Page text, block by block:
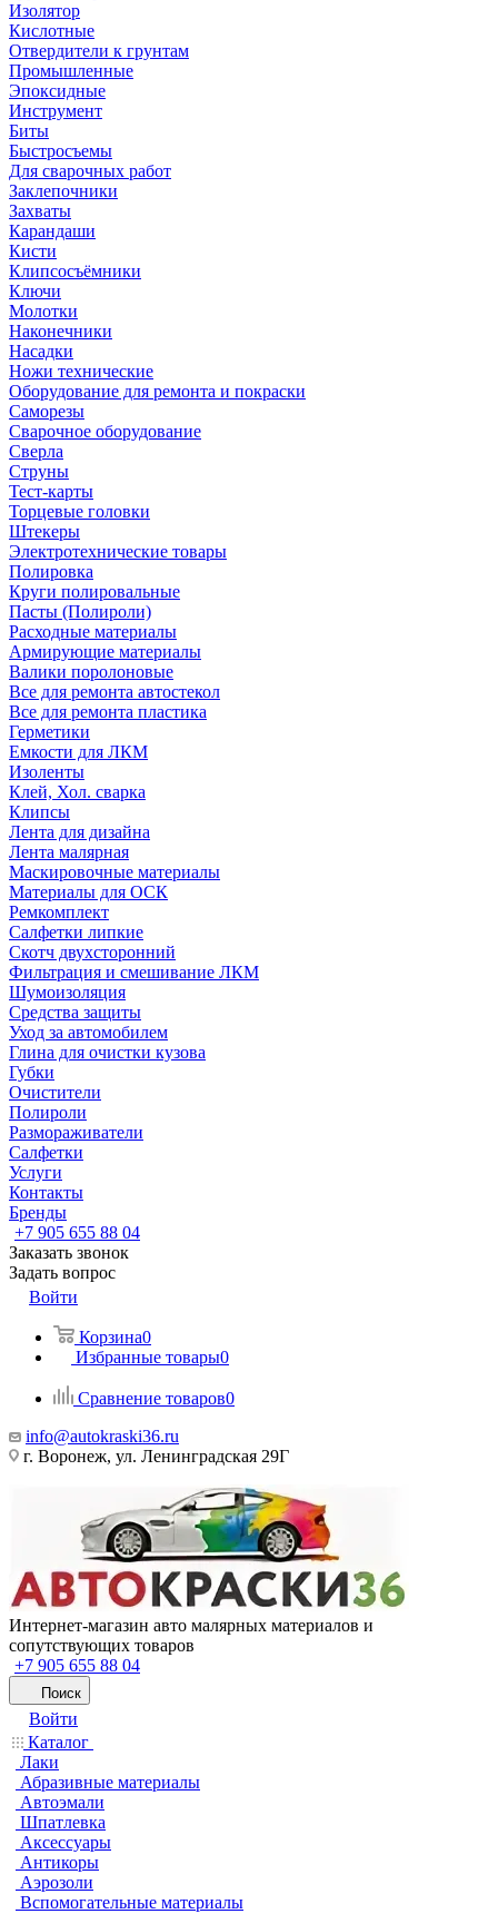
Изолятор
Кислотные
Отвердители к грунтам
Промышленные
Эпоксидные
Инструмент
Биты
Быстросъемы
Для сварочных работ
Заклепочники
Захваты
Карандаши
Кисти
Клипсосъёмники
Ключи
Молотки
Наконечники
Насадки
Ножи технические
Оборудование для ремонта и покраски
Саморезы
Сварочное оборудование
Сверла
Струны
Тест-карты
Торцевые головки
Штекеры
Электротехнические товары
Полировка
Круги полировальные
Пасты (Полироли)
Расходные материалы
Армирующие материалы
Валики поролоновые
Все для ремонта автостекол
Все для ремонта пластика
Герметики
Емкости для ЛКМ
Изоленты
Клей, Хол. сварка
Клипсы
Лента для дизайна
Лента малярная
Маскировочные материалы
Материалы для ОСК
Ремкомплект
Салфетки липкие
Скотч двухсторонний
Фильтрация и смешивание ЛКМ
Шумоизоляция
Средства защиты
Уход за автомобилем
Глина для очистки кузова
Губки
Очистители
Полироли
Размораживатели
Салфетки
Услуги
Контакты
Бренды
+7 905 655 88 04
Заказать звонок
Задать вопрос
Войти
Корзина0
Избранные товары0
Сравнение товаров0
info@autokraski36.ru
г. Воронеж, ул. Ленинградская 29Г
Интернет-магазин авто малярных материалов и
сопутствующих товаров
+7 905 655 88 04
Поиск
Войти
Каталог
Лаки
Абразивные материалы
Автоэмали
Шпатлевка
Аксессуары
Антикоры
Аэрозоли
Вспомогательные материалы